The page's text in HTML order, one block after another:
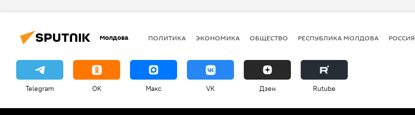
Молдова ПОЛИТИКА ЭКОНОМИКА ОБЩЕСТВО РЕСПУБЛИКА МОЛДОВА РОССИЯ
Telegram OK Макс VK Дзен Rutube